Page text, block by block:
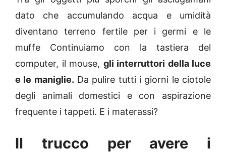
dato che accumulando acqua e umidità
diventano terreno fertile per i germi e le
muffe Continuiamo con la tastiera del
computer, il mouse, gli interruttori della luce
e le maniglie. Da pulire tutti i giorni le ciotole
degli animali domestici e con aspirazione
frequente i tappeti. E i materassi?
Il trucco per avere i